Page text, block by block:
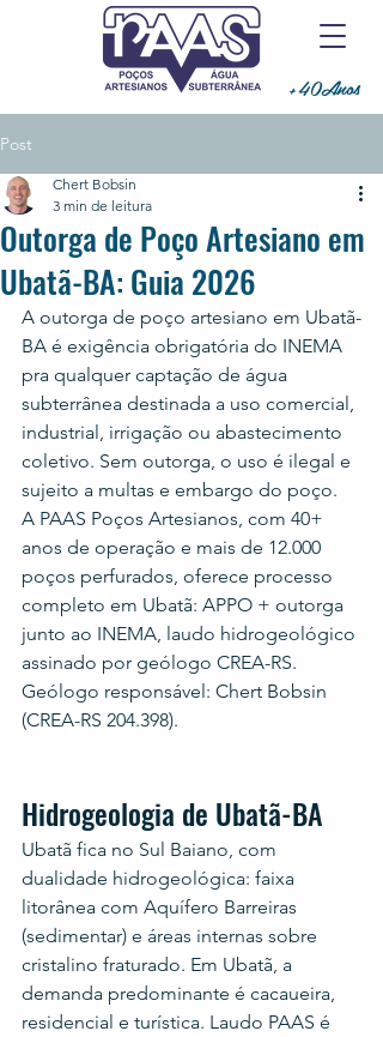
+40Anos
Post
Outorga de Poço Artesiano em
Ubatã-BA: Guia 2026
Chert Bobsin
3 min de leitura
A outorga de poço artesiano em Ubatã-
BA é exigência obrigatória do INEMA
pra qualquer captação de água
subterrânea destinada a uso comercial,
industrial, irrigação ou abastecimento
coletivo. Sem outorga, o uso é ilegal e
sujeito a multas e embargo do poço.
A PAAS Poços Artesianos, com 40+
anos de operação e mais de 12.000
poços perfurados, oferece processo
completo em Ubatã: APPO + outorga
junto ao INEMA, laudo hidrogeológico
assinado por geólogo CREA-RS.
Geólogo responsável: Chert Bobsin
(CREA-RS 204.398).
Hidrogeologia de Ubatã-BA
Ubatã fica no Sul Baiano, com
dualidade hidrogeológica: faixa
litorânea com Aquífero Barreiras
(sedimentar) e áreas internas sobre
cristalino fraturado. Em Ubatã, a
demanda predominante é cacaueira,
residencial e turística. Laudo PAAS é